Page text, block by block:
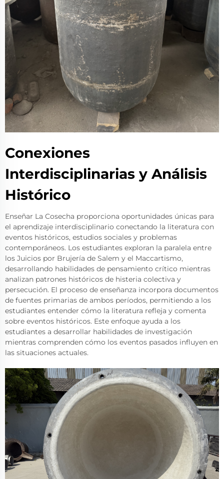
Conexiones
Interdisciplinarias y Análisis
Histórico
Enseñar La Cosecha proporciona oportunidades únicas para
el aprendizaje interdisciplinario conectando la literatura con
eventos históricos, estudios sociales y problemas
contemporáneos. Los estudiantes exploran la paralela entre
los Juicios por Brujería de Salem y el Maccartismo,
desarrollando habilidades de pensamiento crítico mientras
analizan patrones históricos de histeria colectiva y
persecución. El proceso de enseñanza incorpora documentos
de fuentes primarias de ambos períodos, permitiendo a los
estudiantes entender cómo la literatura refleja y comenta
sobre eventos históricos. Este enfoque ayuda a los
estudiantes a desarrollar habilidades de investigación
mientras comprenden cómo los eventos pasados influyen en
las situaciones actuales.